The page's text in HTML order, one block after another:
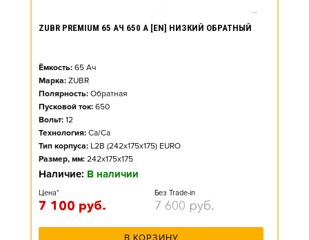
ZUBR PREMIUM 65 АЧ 650 А [EN] НИЗКИЙ ОБРАТНЫЙ
Ёмкость: 65 Ач
Марка: ZUBR
Полярность: Обратная
Пусковой ток: 650
Вольт: 12
Технология: Ca/Ca
Тип корпуса: L2B (242x175x175) EURO
Размер, мм: 242x175x175
Наличие: В наличии
Цена*
7 100 руб.
Без Trade-in
7 600 руб.